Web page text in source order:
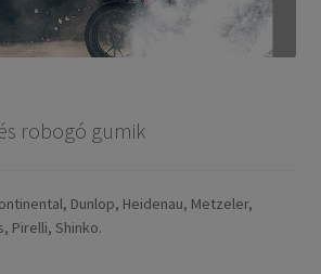
robogó gumik
Dunlop, Heidenau, Metzeler,
Pirelli, Shinko.